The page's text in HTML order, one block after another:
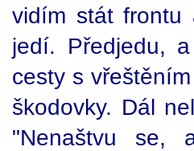
vidím stát
jedí. Předjedu,
cesty s
škodovky. Dál
"Nenaštvu se,